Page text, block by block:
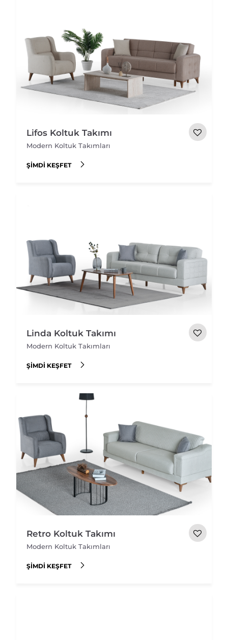
Lifos Koltuk Takımı
Modern Koltuk Takımları
ŞIMDI KEŞFET
Linda Koltuk Takımı
Modern Koltuk Takımları
ŞIMDI KEŞFET
Retro Koltuk Takımı
Modern Koltuk Takımları
ŞIMDI KEŞFET